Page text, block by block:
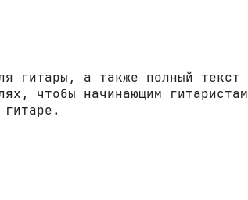
гитары, а также полный текст
чтобы начинающим гитаристам